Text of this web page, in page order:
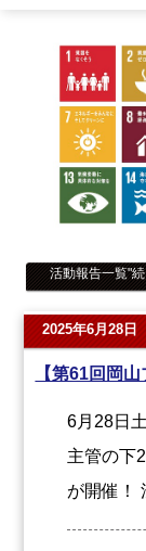
活動報告一覧"
2025年6月28日
【第61回岡
6月28日
主管の下
が開催！